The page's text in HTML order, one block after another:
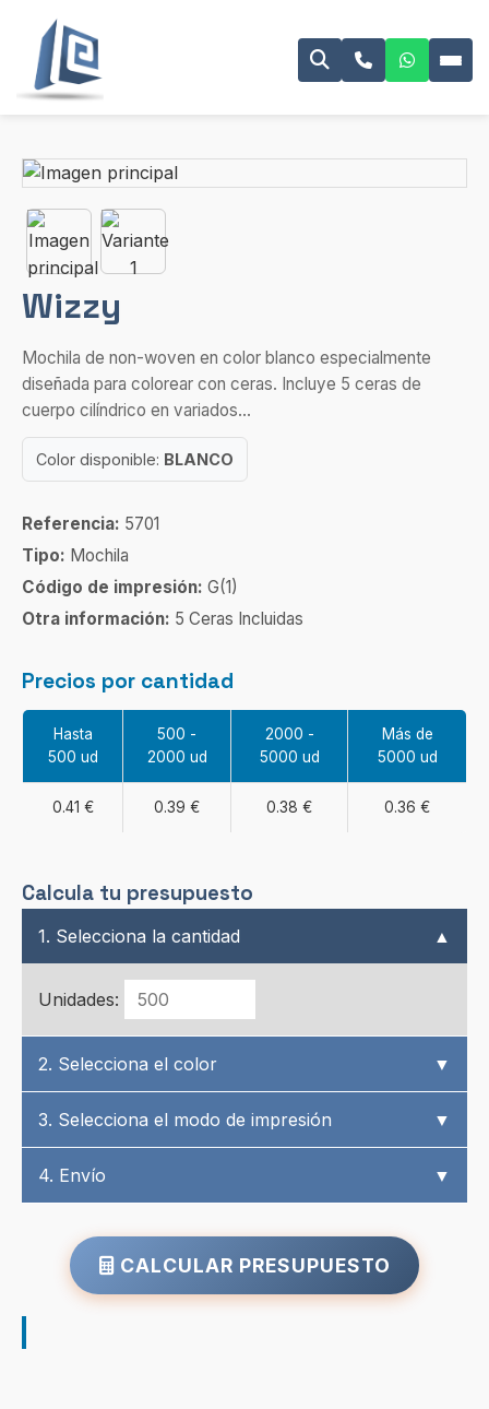
Wizzy
Mochila de non-woven en color blanco especialmente
diseñada para colorear con ceras. Incluye 5 ceras de
cuerpo cilíndrico en variados...
Color disponible: BLANCO
Referencia: 5701
Tipo: Mochila
Código de impresión: G(1)
Otra información: 5 Ceras Incluidas
Precios por cantidad
Hasta
500 ud
500 -
2000 ud
2000 -
5000 ud
Más de
5000 ud
0.41 € 0.39 € 0.38 € 0.36 €
Calcula tu presupuesto
1. Selecciona la cantidad ▲
Unidades:
2. Selecciona el color ▼
3. Selecciona el modo de impresión ▼
4. Envío ▼
CALCULAR PRESUPUESTO